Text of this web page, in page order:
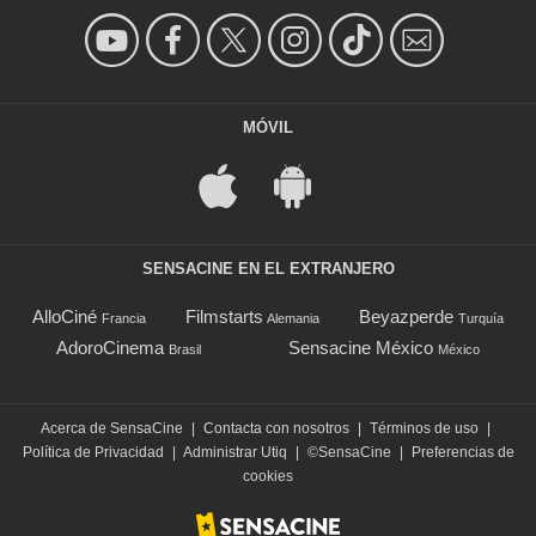
MÓVIL
SENSACINE EN EL EXTRANJERO
AlloCiné Francia Filmstarts Alemania Beyazperde Turquía
AdoroCinema Brasil Sensacine México México
Acerca de SensaCine | Contacta con nosotros | Términos de uso |
Política de Privacidad
| Administrar Utiq | ©SensaCine |
Preferencias de
cookies